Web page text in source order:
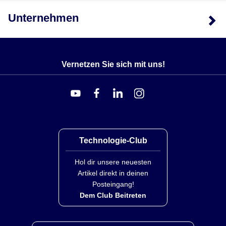
Unternehmen
Vernetzen Sie sich mit uns!
Technologie-Club
Hol dir unsere neuesten
Artikel direkt in deinen
Posteingang!
Dem Club Beitreten